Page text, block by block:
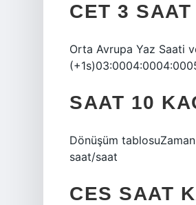
CET 3
Orta Avrupa Yaz Saati
SAAT 10
Dönüşüm
saat/saat
CES SAAT